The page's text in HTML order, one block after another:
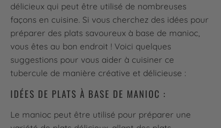
délicieux qui peut être utilisé de nombreuses
façons en cuisine. Si vous cherchez des idées pour
préparer des plats savoureux à base de manioc,
vous êtes au bon endroit ! Voici quelques
suggestions pour vous aider à cuisiner ce
tubercule de manière créative et délicieuse :
IDÉES DE PLATS À BASE DE MANIOC :
Le manioc peut être utilisé pour préparer une